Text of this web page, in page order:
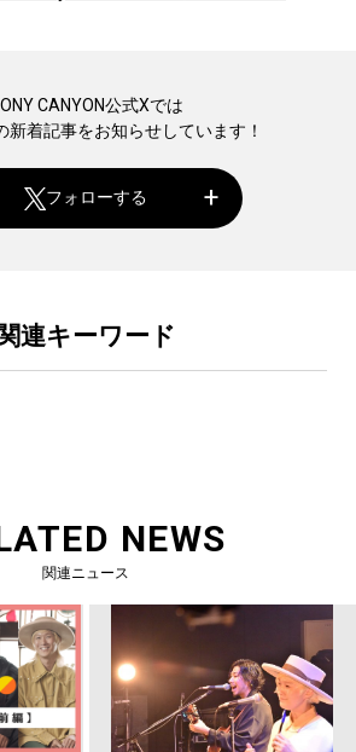
CANYON公式Xでは
新着記事をお知らせしています！
フォローする
関連キーワード
NEWS
関連ニュース